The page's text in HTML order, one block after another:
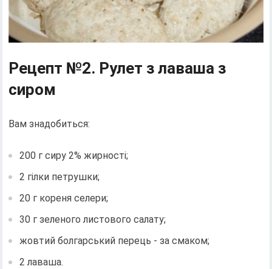
Рецепт №2. Рулет з лаваша з
сиром
Вам знадобиться:
200 г сиру 2% жирності;
2 гілки петрушки;
20 г кореня селери;
30 г зеленого листового салату;
жовтий болгарський перець - за смаком;
2 лаваша.